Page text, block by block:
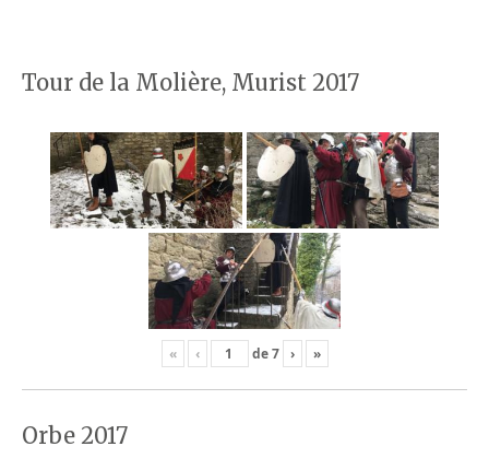
Tour de la Molière, Murist 2017
« ‹ de7 › »
Orbe 2017